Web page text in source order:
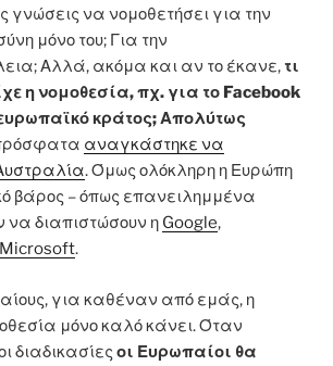
γνώσεις να νομοθετήσει για την
μόνο του; Για την
Αλλά, ακόμα και αν το έκανε, τι
η νομοθεσία, πχ. για το Facebook
κράτος; Απολύτως
αναγκάστηκε να
. Όμως ολόκληρη η Ευρώπη
βάρος – όπως επανειλημμένα
διαπιστώσουν η Google,
Microsoft.
για καθέναν από εμάς, η
μόνο καλό κάνει. Όταν
διαδικασίες οι Ευρωπαίοι θα